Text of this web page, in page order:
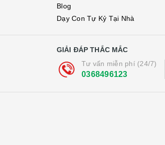
Blog
Dạy Con Tự Kỷ Tại Nhà
GIẢI ĐÁP THẮC MẮC
Tư vấn miễn phí (24/7)
0368496123